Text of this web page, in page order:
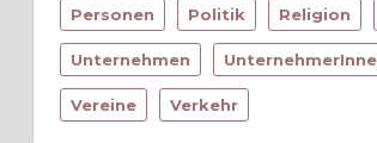
Personen Politik Religion
Unternehmen
Vereine Verkehr